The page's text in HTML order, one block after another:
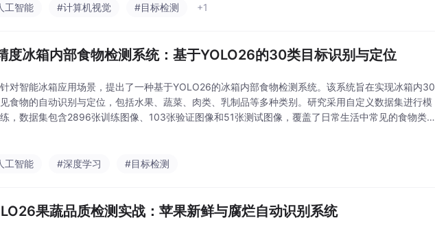
工智能
#计算机视觉 #目标检测 +1
度冰箱内部食物检测系统：基于YOLO26的30类目标识别与定位
对智能冰箱应用场景，提出了一种基于YOLO26的冰箱内部食物检测系统。该系统旨在实现冰箱内30
食物的自动识别与定位，包括水果、蔬菜、肉类、乳制品等多种类别。研究采用自定义数据集进行模
，数据集包含2896张训练图像、103张验证图像和51张测试图像，覆盖了日常生活中常见的食物类
工智能 #深度学习 #目标检测
果蔬品质检测实战：苹果新鲜与腐烂自动识别系统